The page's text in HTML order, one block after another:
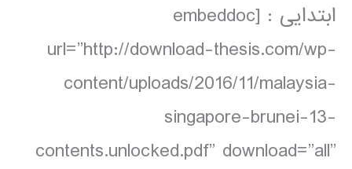
ابتدایی : [embeddoc
url=”http://download-thesis.com/wp-
content/uploads/2016/11/malaysia-
singapore-brunei-13-
contents.unlocked.pdf” download=”all”